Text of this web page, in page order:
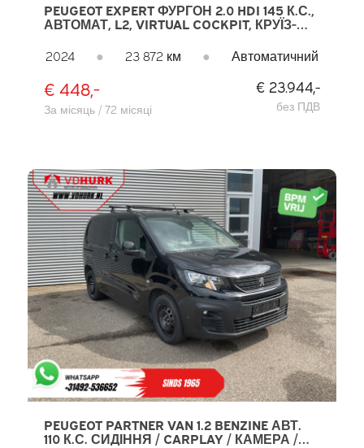
PEUGEOT EXPERT ФУРГОН 2.0 HDI 145 К.С.,
АВТОМАТ, L2, VIRTUAL COCKPIT, КРУЇЗ-
2024
● 23 872 км ● Автоматичний
€ 448,-
За місяць / 72 місяці
€ 23.944,-
без ПДВ
PEUGEOT PARTNER VAN 1.2 BENZINE АВТ.
110 К.С. СИДІННЯ / CARPLAY / КАМЕРА /